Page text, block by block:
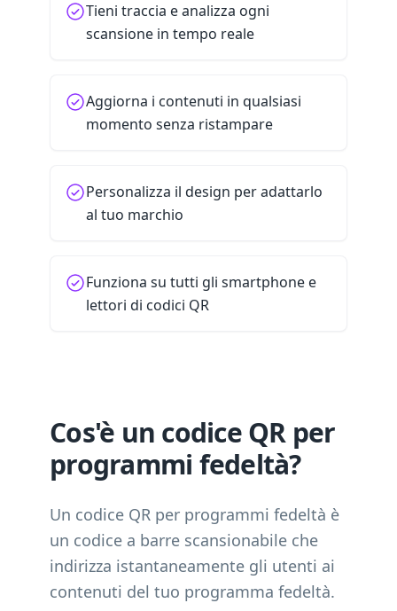
Tieni traccia e analizza ogni
scansione in tempo reale
Aggiorna i contenuti in qualsiasi
momento senza ristampare
Personalizza il design per adattarlo
al tuo marchio
Funziona su tutti gli smartphone e
lettori di codici QR
Cos'è un codice QR per
programmi fedeltà?
Un codice QR per programmi fedeltà è
un codice a barre scansionabile che
indirizza istantaneamente gli utenti ai
contenuti del tuo programma fedeltà.